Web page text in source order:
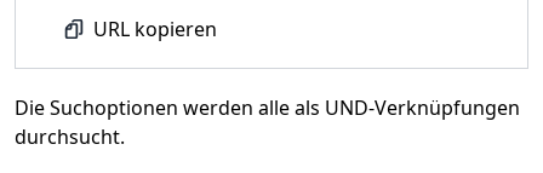
URL kopieren
Die Suchoptionen werden alle als UND-Verknüpfungen
durchsucht.